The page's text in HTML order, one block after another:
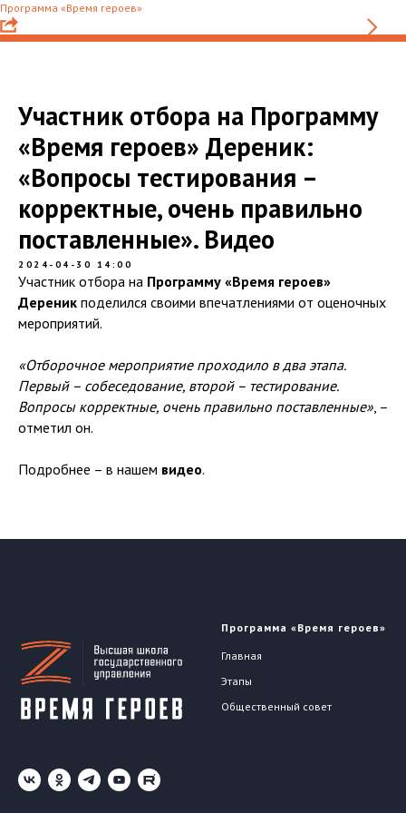
Программа «Время героев»
Участник отбора на Программу
«Время героев» Дереник:
«Вопросы тестирования –
корректные, очень правильно
поставленные». Видео
2024-04-30 14:00
Участник отбора на Программу «Время героев»
Дереник поделился своими впечатлениями от оценочных
мероприятий.
«Отборочное мероприятие проходило в два этапа.
Первый – собеседование, второй – тестирование.
Вопросы корректные, очень правильно поставленные», –
отметил он.
Подробнее – в нашем видео.
Программа «Время героев»
Главная
Этапы
Общественный совет